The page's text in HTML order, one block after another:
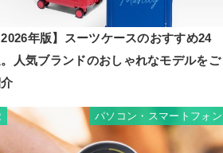
年版】スーツケースのおすすめ24
人気ブランドのおしゃれなモデルをご
パソコン・スマートフォン